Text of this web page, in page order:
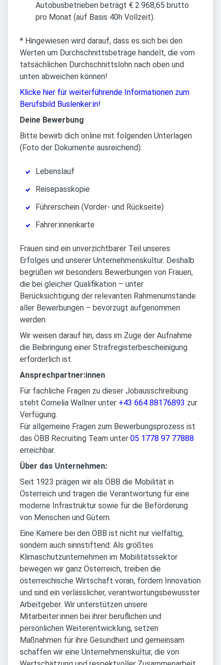
Autobusbetrieben beträgt € 2.968,65 brutto
pro Monat (auf Basis 40h Vollzeit).
* Hingewiesen wird darauf, dass es sich bei den
Werten um Durchschnittsbeträge handelt, die vom
tatsächlichen Durchschnittslohn nach oben und
unten abweichen können!
Klicke hier für weiterführende Informationen zum
Berufsbild Buslenker:in!
Deine Bewerbung
Bitte bewirb dich online mit folgenden Unterlagen
(Foto der Dokumente ausreichend):
Lebenslauf
Reisepasskopie
Führerschein (Vorder- und Rückseite)
Fahrer:innenkarte
Frauen sind ein unverzichtbarer Teil unseres
Erfolges und unserer Unternehmenskultur. Deshalb
begrüßen wir besonders Bewerbungen von Frauen,
die bei gleicher Qualifikation – unter
Berücksichtigung der relevanten Rahmenumstände
aller Bewerbungen – bevorzugt aufgenommen
werden.
Wir weisen darauf hin, dass im Zuge der Aufnahme
die Beibringung einer Strafregisterbescheinigung
erforderlich ist.
Ansprechpartner:innen
Für fachliche Fragen zu dieser Jobausschreibung
steht Cornelia Wallner unter +43 664 88176893 zur
Verfügung.
Für allgemeine Fragen zum Bewerbungsprozess ist
das ÖBB Recruiting Team unter 05 1778 97 77888
erreichbar.
Über das Unternehmen:
Seit 1923 prägen wir als ÖBB die Mobilität in
Österreich und tragen die Verantwortung für eine
moderne Infrastruktur sowie für die Beförderung
von Menschen und Gütern.
Eine Karriere bei den ÖBB ist nicht nur vielfältig,
sondern auch sinnstiftend: Als größtes
Klimaschutzunternehmen im Mobilitätssektor
bewegen wir ganz Österreich, treiben die
österreichische Wirtschaft voran, fördern Innovation
und sind ein verlässlicher, verantwortungsbewusster
Arbeitgeber. Wir unterstützen unsere
Mitarbeiter:innen bei ihrer beruflichen und
persönlichen Weiterentwicklung, setzen
Maßnahmen für ihre Gesundheit und gemeinsam
schaffen wir eine Unternehmenskultur, die von